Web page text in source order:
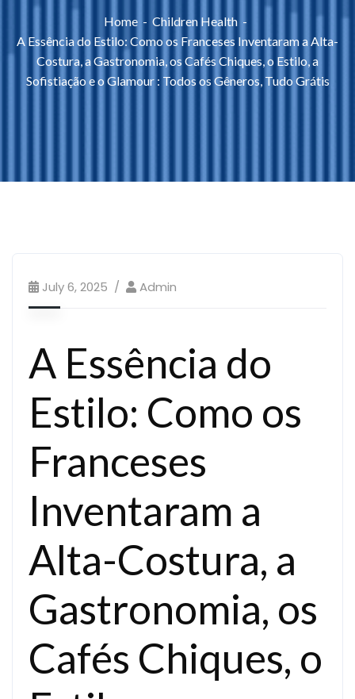
Home
Children Health
A Essência do Estilo: Como os Franceses Inventaram a Alta-
Costura, a Gastronomia, os Cafés Chiques, o Estilo, a
Sofistiação e o Glamour : Todos os Gêneros, Tudo Grátis
July 6, 2025 Admin
A Essência do
Estilo: Como os
Franceses
Inventaram a
Alta-Costura, a
Gastronomia, os
Cafés Chiques, o